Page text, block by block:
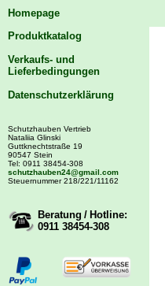
Homepage
Produktkatalog
Verkaufs- und
Lieferbedingungen
Datenschutzerklärung
Schutzhauben Vertrieb
Nataliia Glinski
Guttknechtstraße 19
90547 Stein
Tel: 0911 38454-308
schutzhauben24@gmail.com
Steuernummer 218/221/11162
Beratung / Hotline:
0911 38454-308